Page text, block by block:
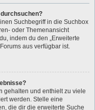
Suchbegriff in die Suchbox
oder Themenansicht
indem du den „Erweiterte
aus verfügbar ist.
gehalten und enthielt zu viele
werden. Stelle eine
die dir die erweiterte Suche